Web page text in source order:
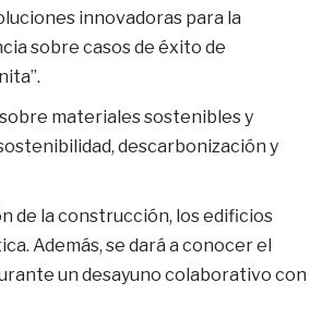
innovadoras para la
sobre casos de éxito de
materiales sostenibles y
descarbonización y
de la construcción, los edificios
Además, se dará a conocer el
un desayuno colaborativo con